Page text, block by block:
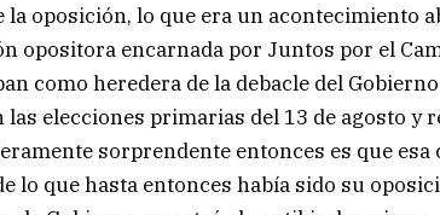
oposición, lo que era un acontecimiento
opositora encarnada por Juntos por el
como heredera de la debacle del
elecciones primarias del 13 de agosto y
sorprendente entonces es que
lo que hasta entonces había sido su